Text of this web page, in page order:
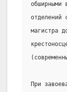
обширными
отделений
магистра
При